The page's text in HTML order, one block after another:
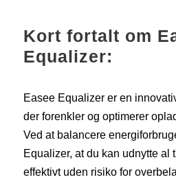
Kort fortalt om
Equalizer:
Easee Equalizer er en
der forenkler og optimerer
Ved at balancere
Equalizer, at du kan udnytte
effektivt uden risiko for